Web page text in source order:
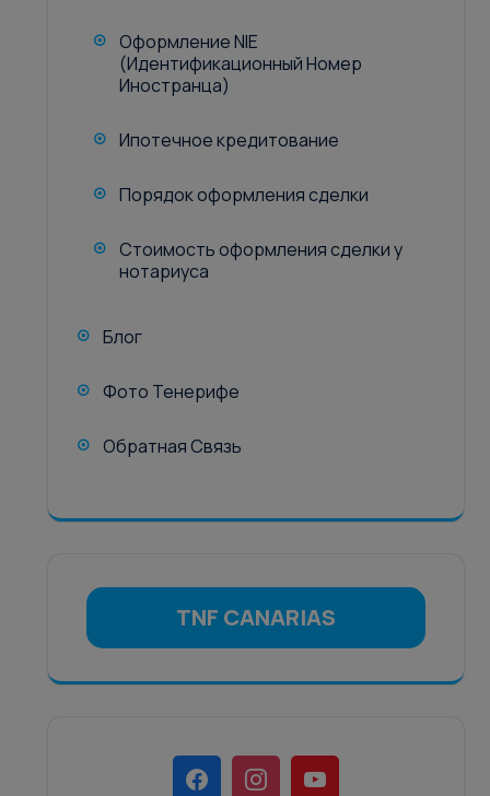
Оформление NIE
(Идентификационный Номер
Иностранца)
Ипотечное кредитование
Порядок оформления сделки
Стоимость оформления сделки у
нотариуса
Блог
Фото Тенерифе
Обратная Связь
TNF CANARIAS